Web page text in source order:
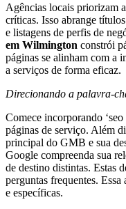
Agências locais priorizam
críticas. Isso abrange
e listagens de perfis de
em Wilmington constrói
páginas se alinham com a
a serviços de forma eficaz.
Direcionando a palavra-
Comece incorporando
páginas de serviço. Além
principal do GMB e sua
Google compreenda sua
de destino distintas. Estas
perguntas frequentes.
e específicas.